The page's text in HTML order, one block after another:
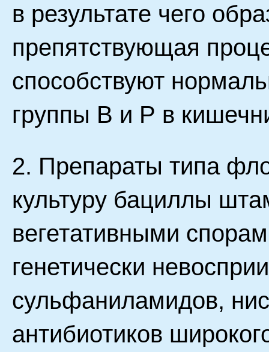
в результате чего
препятствующая
способствуют
группы В и Р в
2. Препараты типа
культуру бациллы
вегетативными
генетически
сульфаниламидов,
антибиотиков